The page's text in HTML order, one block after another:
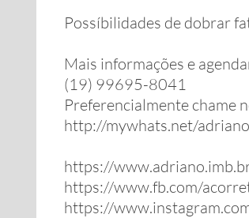
Possíbilidades de dobrar
Mais informações e
(19) 99695-8041
Preferencialmente chame
http://mywhats.net/
https://
https://www.fb.com/
https://